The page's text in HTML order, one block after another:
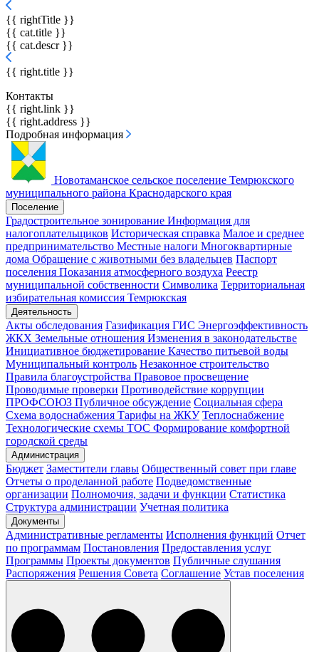
{{ rightTitle }}
{{ cat.title }}
{{ cat.descr }}
{{ right.title }}
Контакты
{{ right.link }}
{{ right.address }}
Подробная информация
Новотаманское сельское поселение Темрюкского
муниципального района Краснодарского края
Поселение
Градостроительное зонирование Информация для
налогоплательщиков Историческая справка Малое и среднее
предпринимательство Местные налоги Многоквартирные
дома Обращение с животными без владельцев Паспорт
поселения Показания атмосферного воздуха Реестр
муниципальной собственности Символика Территориальная
избирательная комиссия Темрюкская
Деятельность
Акты обследования Газификация ГИС Энергоэффективность
ЖКХ Земельные отношения Изменения в законодательстве
Инициативное бюджетирование Качество питьевой воды
Муниципальный контроль Незаконное строительство
Правила благоустройства Правовое просвещение
Проводимые проверки Противодействие коррупции
ПРОФСОЮЗ Публичное обсуждение Социальная сфера
Схема водоснабжения Тарифы на ЖКУ Теплоснабжение
Технологические схемы ТОС Формирование комфортной
городской среды
Администрация
Бюджет Заместители главы Общественный совет при главе
Отчеты о проделанной работе Подведомственные
организации Полномочия, задачи и функции Статистика
Структура администрации Учетная политика
Документы
Административные регламенты Исполнения функций Отчет
по программам Постановления Предоставления услуг
Программы Проекты документов Публичные слушания
Распоряжения Решения Совета Соглашение Устав поселения